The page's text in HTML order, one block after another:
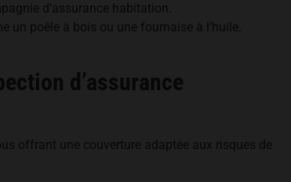
d’assurance habitation.
poêle à bois ou une fournaise à l’huile.
d’assurance
offrant une couverture adaptée aux risques de